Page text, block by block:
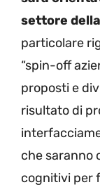
settore
particolare
“spin-off
proposti e
risultato di
che saranno
cognitivi per